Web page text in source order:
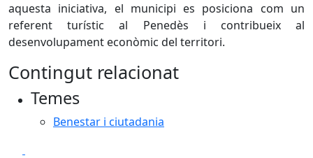
aquesta iniciativa, el municipi es posiciona com un
referent turístic al Penedès i contribueix al
desenvolupament econòmic del territori.
Contingut relacionat
Temes
Benestar i ciutadania